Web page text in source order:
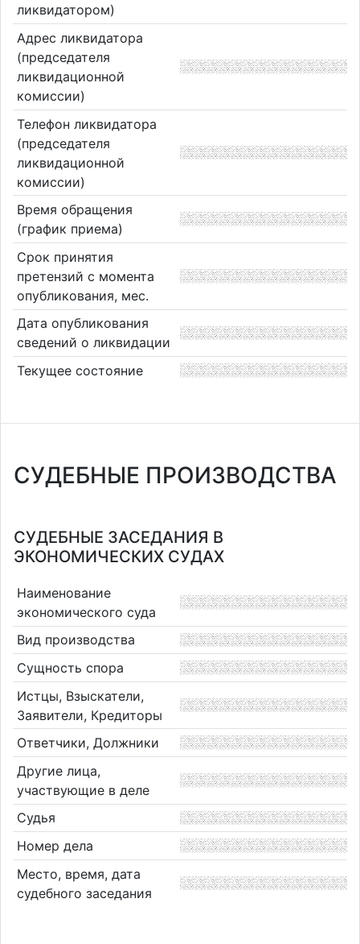
ликвидатором)
Адрес ликвидатора
(председателя
ликвидационной
комиссии)
Телефон ликвидатора
(председателя
ликвидационной
комиссии)
Время обращения
(график приема)
Срок принятия
претензий с момента
опубликования, мес.
Дата опубликования
сведений о ликвидации
Текущее состояние
СУДЕБНЫЕ ПРОИЗВОДСТВА
СУДЕБНЫЕ ЗАСЕДАНИЯ В
ЭКОНОМИЧЕСКИХ СУДАХ
Наименование
экономического суда
Вид производства
Сущность спора
Истцы, Взыскатели,
Заявители, Кредиторы
Ответчики, Должники
Другие лица,
участвующие в деле
Судья
Номер дела
Место, время, дата
судебного заседания